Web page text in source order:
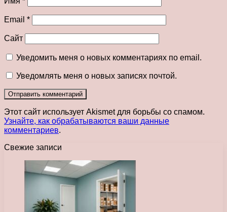
Email *
Сайт
Уведомить меня о новых комментариях по email.
Уведомлять меня о новых записях почтой.
Этот сайт использует Akismet для борьбы со спамом.
Узнайте, как обрабатываются ваши данные
комментариев.
Свежие записи